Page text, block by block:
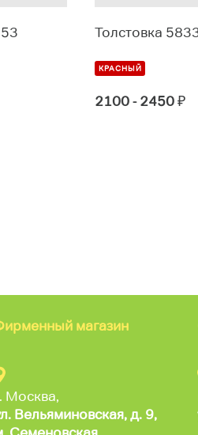
Толстовка
КРАСНЫЙ
2100 - 2450₽
магазин
Москва,
Вельяминовская,д. 9,